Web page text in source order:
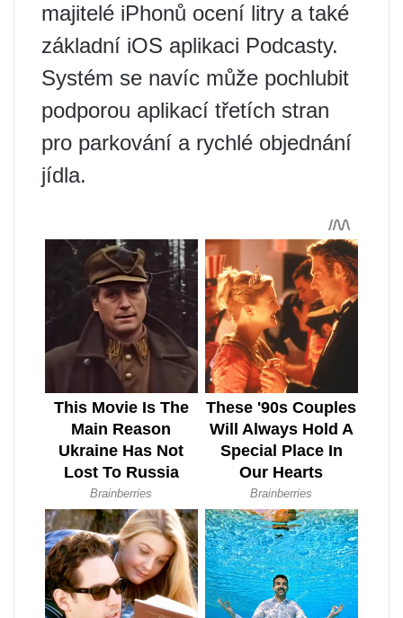
majitelé iPhonů ocení litry a také
základní iOS aplikaci Podcasty.
Systém se navíc může pochlubit
podporou aplikací třetích stran
pro parkování a rychlé objednání
jídla.